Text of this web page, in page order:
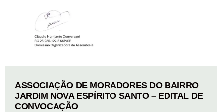
ASSOCIAÇÃO DE MORADORES DO BAIRRO
JARDIM NOVA ESPÍRITO SANTO – EDITAL DE
CONVOCAÇÃO